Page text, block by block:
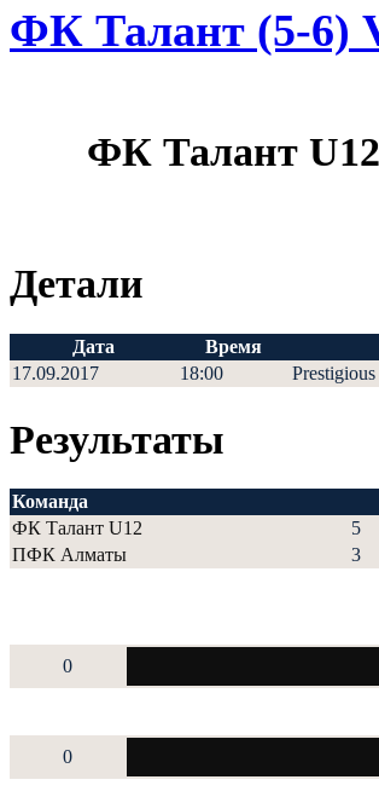
ФК Талант (5-
ФК Талант U12
Детали
Дата Время
17.09.2017
18:00
Результаты
Команда
ФК Талант U12
5
ПФК Алматы
3
0
0